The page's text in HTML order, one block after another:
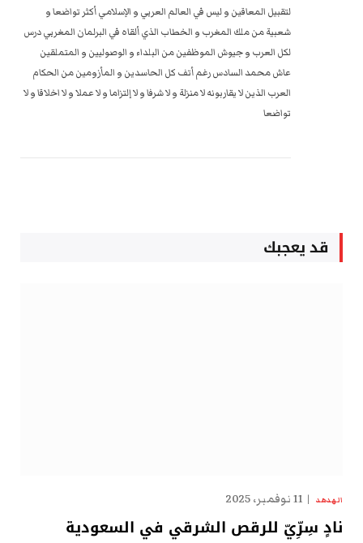
لتقبيل المعاقين و ليس في العالم العربي و الإسلامي أكثر تواضعا و
شعبية من ملك المغرب و الخطاب الذي ألقاه في البرلمان المغربي درس
لكل العرب و جيوش الموظفين من البلداء و الوصوليين و المتملقين
عاش محمد السادس رغم أتف كل الحاسدين و المأزومين من الحكام
العرب الذين لا يقاربونه لا منزلة و لا شرفا و لا إلتزاما و لا عملا و لا اخلاقا و لا
تواضعا
قد يعجبك
الهدهد 11 نوفمبر، 2025
نادٍ سِرِّيّ للرقص الشرقي في السعودية